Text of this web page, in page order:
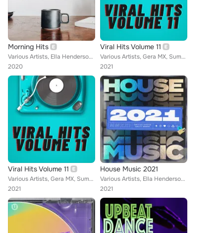
Morning Hits
Various Artists, Ella Henderson, Paolo Nutini, Foy Vance, Coldplay, Joel Corry, JC Stewart, Luke Sital-Singh, Birdy, Dua Lipa, F...
2020
Viral Hits Volume 11
Various Artists, Gera MX, Summer Walker, Maggie Rogers, PUBLIC, Shawn Mendes, Lil Tecca, Bastille, Demi Lovato, DJ Snake, Trinid...
2021
Viral Hits Volume 11
Various Artists, Gera MX, Summer Walker, Maggie Rogers, PUBLIC, Shawn Mendes, Lil Tecca, Bastille, John Newman, Demi Lovato, DJ ...
2021
House Music 2021
Various Artists, Ella Henderson, Fred again.., Clean Bandit, PinkPantheress, Goodboys, Kelli-Leigh, Kideko, Yousef, Griff, A7S, ...
2021